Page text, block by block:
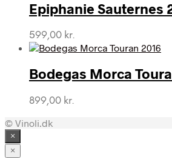
Epiphanie Sauternes
599,00 kr.
Bodegas Morca
899,00 kr.
© Vinoli.dk
×
×